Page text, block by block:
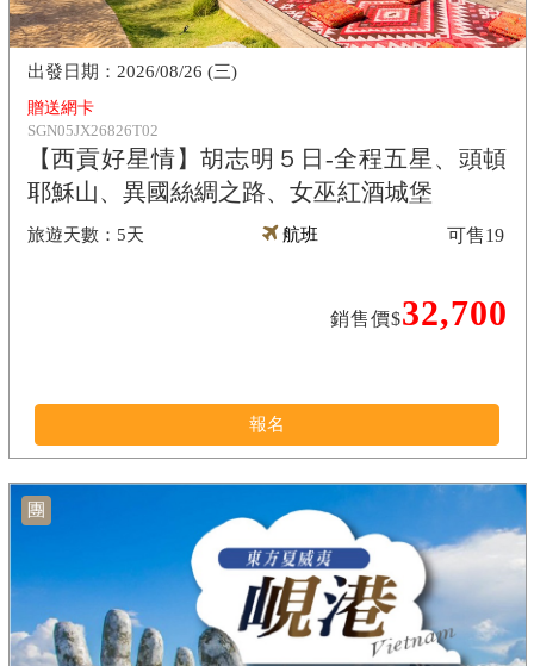
贈送網卡
SGN05JX26826T02
【西貢好星情】胡志明５日-全程五星、頭頓
耶穌山、異國絲綢之路、女巫紅酒城堡
5天
2026/08/26 (三)
航班
銷售價$32,700
可售19
報名
團